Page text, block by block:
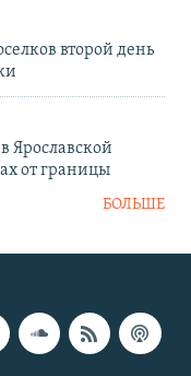
второй день
Ярославской
от границы
БОЛЬШЕ